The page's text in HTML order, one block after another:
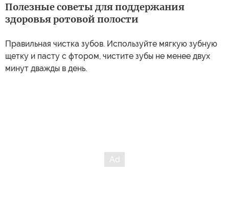
Полезные советы для поддержания
здоровья ротовой полости
Правильная чистка зубов. Используйте мягкую зубную
щетку и пасту с фтором, чистите зубы не менее двух
минут дважды в день.